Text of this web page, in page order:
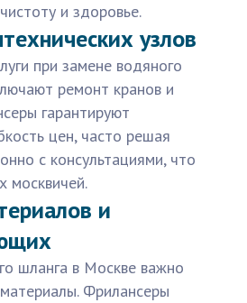
и здоровье.
узлов
при замене водяного
ремонт кранов и
гарантируют
цен, часто решая
с консультациями, что
москвичей.
и
шланга в Москве важно
Фрилансеры